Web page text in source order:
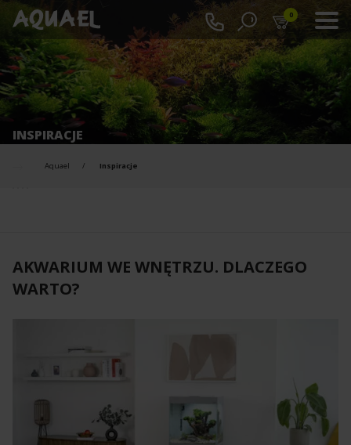
0
INSPIRACJE
Aquael Inspiracje
AKWARIUM WE WNĘTRZU. DLACZEGO
WARTO?